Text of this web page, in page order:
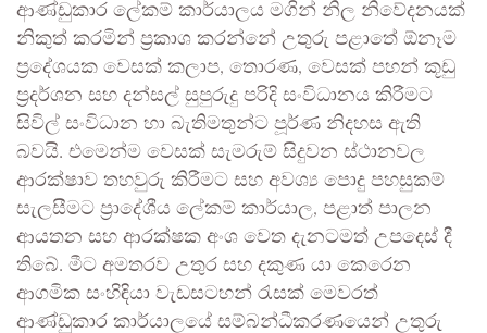
ආණ්ඩුකාර ලේකම් කාර්යාලය මගින් නිල නිවේදනයක්
නිකුත් කරමින් ප්‍රකාශ කරන්නේ උතුරු පළාතේ ඕනෑම
ප්‍රදේශයක වෙසක් කලාප, තොරණ, වෙසක් පහන් කූඩු
ප්‍රදර්ශන සහ දන්සල් සුපුරුදු පරිදි සංවිධානය කිරීමට
සිවිල් සංවිධාන හා බැතිමතුන්ට පූර්ණ නිදහස ඇති
බවයි. එමෙන්ම වෙසක් සැමරුම් සිදුවන ස්ථානවල
ආරක්ෂාව තහවුරු කිරීමට සහ අවශ්‍ය පොදු පහසුකම්
සැලසීමට ප්‍රාදේශීය ලේකම් කාර්යාල, පළාත් පාලන
ආයතන සහ ආරක්ෂක අංශ වෙත දැනටමත් උපදෙස් දී
තිබේ. මීට අමතරව උතුර සහ දකුණ යා කෙරෙන
ආගමික සංහිඳියා වැඩසටහන් රැසක් මෙවරත්
ආණ්ඩුකාර කාර්යාලයේ සම්බන්ධීකරණයෙන් උතුරු